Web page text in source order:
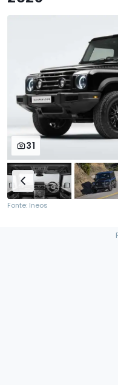
31
Fonte: Ineos